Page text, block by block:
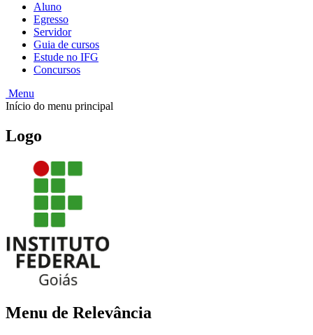
Aluno
Egresso
Servidor
Guia de cursos
Estude no IFG
Concursos
Menu
Início do menu principal
Logo
Menu de Relevância